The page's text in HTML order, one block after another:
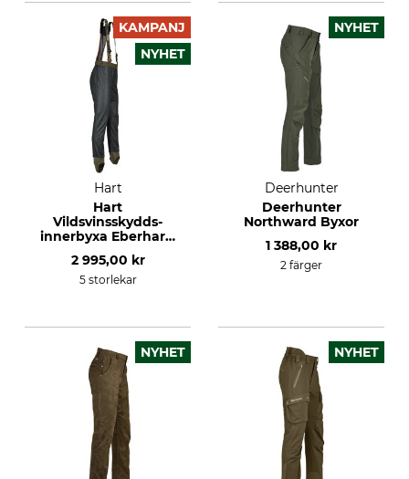
KAMPANJ
NYHET
Hart
Hart
Vildsvinsskydds-
innerbyxa Eberhart-
2 995,00 kr
5 storlekar
NYHET
Deerhunter
Deerhunter
Northward Byxor
1 388,00 kr
2 färger
NYHET NYHET